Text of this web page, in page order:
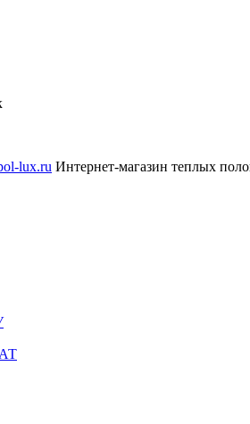
Интернет-магазин теплых